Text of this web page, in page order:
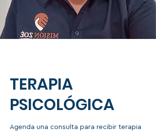
TERAPIA
PSICOLÓGICA
Agenda una consulta para recibir terapia